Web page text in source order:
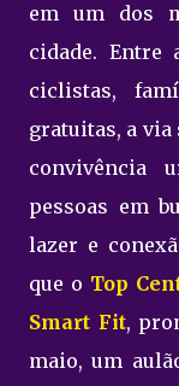
em um dos
cidade. Entre
ciclistas,
gratuitas, a via
convivência
pessoas em
lazer e
que o Top
Smart Fit,
maio, um